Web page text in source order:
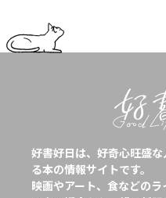
好書好日は、好奇心旺盛
る本の情報サイトです。
映画やアート、食などの